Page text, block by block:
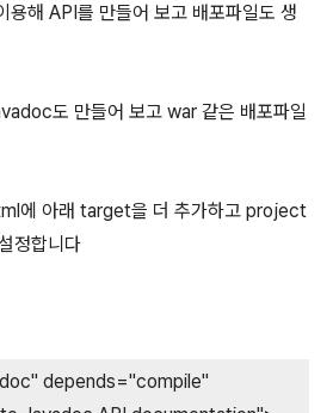
해 API를 만들어 보고 배포파일도 생
도 만들어 보고 war 같은 배포파일
에 아래 target을 더 추가하고 project
정합니다
depends="compile"